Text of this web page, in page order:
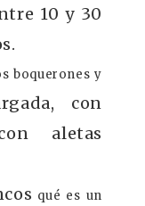
10 y 30
boquerones y
con
aletas
qué es un